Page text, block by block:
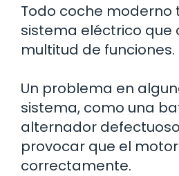
Todo coche moderno
sistema eléctrico que
multitud de funciones.
Un problema en
sistema, como una
alternador
provocar que el
correctamente.